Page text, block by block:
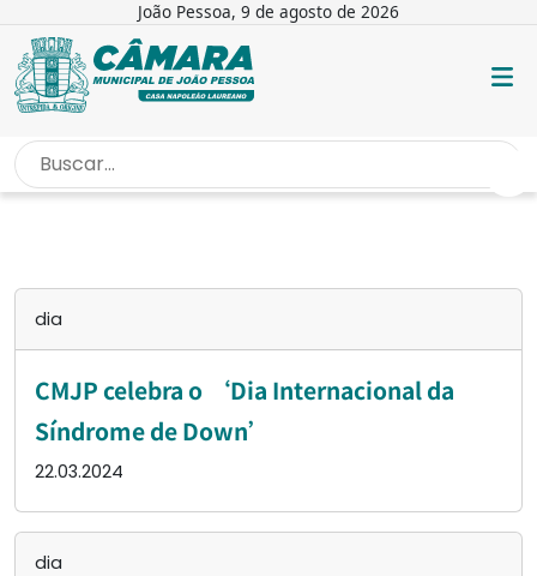
João Pessoa, 9 de agosto de 2026
INÍCIO / DIA
dia
CMJP celebra o ‘Dia Internacional da
Síndrome de Down’
22.03.2024
dia